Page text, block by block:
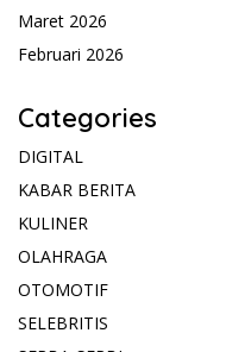
Maret 2026
Februari 2026
Categories
DIGITAL
KABAR BERITA
KULINER
OLAHRAGA
OTOMOTIF
SELEBRITIS